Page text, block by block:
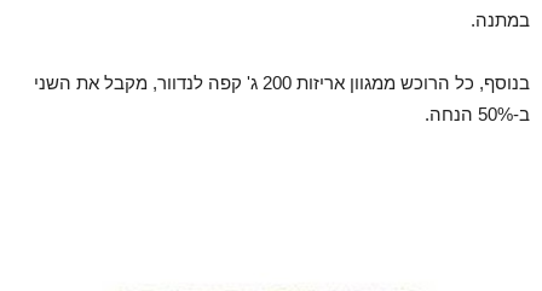
במתנה.
בנוסף, כל הרוכש ממגוון אריזות 200 ג' קפה לנדוור, מקבל את השני
ב-50% הנחה.